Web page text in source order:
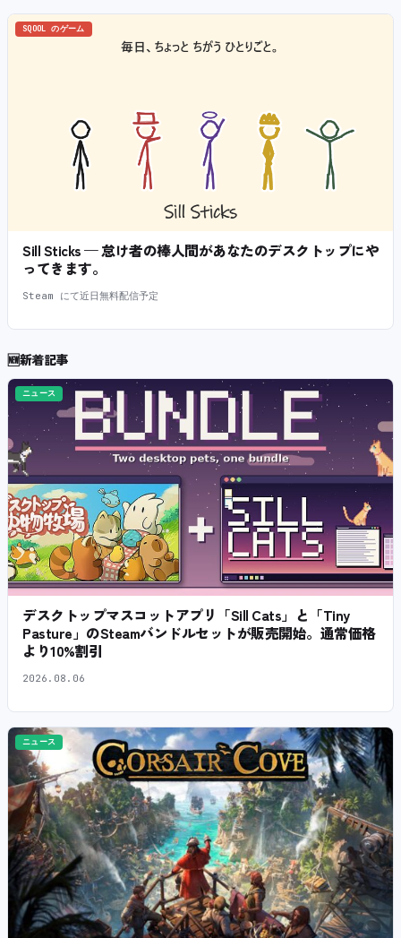
SQOOL のゲーム
Sill Sticks — 怠け者の棒人間があなたのデスクトップにや
ってきます。
Steam にて近日無料配信予定
🆕新着記事
ニュース
デスクトップマスコットアプリ「Sill Cats」と「Tiny
Pasture」のSteamバンドルセットが販売開始。通常価格
より10%割引
2026.08.06
ニュース